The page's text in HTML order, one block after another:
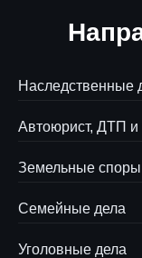
Наследственные
Автоюрист, ДТП
Земельные споры
Семейные дела
Уголовные дела